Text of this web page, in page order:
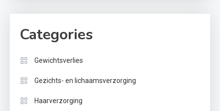
Categories
Gewichtsverlies
Gezichts- en lichaamsverzorging
Haarverzorging